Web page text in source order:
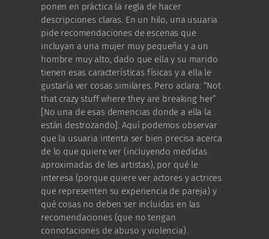
ponen en práctica la regla de hacer
descripciones claras. En un hilo, una usuaria
pide recomendaciones de escenas que
incluyan a una mujer muy pequeña y a un
hombre muy alto, dado que ella y su marido
tienen esas características físicas y a ella le
gustaría ver cosas similares. Pero aclara: “Not
that crazy stuff where they are breaking her”
[No una de esas demencias donde a ella la
están destrozando]. Aquí podemos observar
que la usuaria intenta ser bien precisa acerca
de lo que quiere ver (incluyendo medidas
aproximadas de les artistas), por qué le
interesa (porque quiere ver actores y actrices
que representen su experiencia de pareja) y
qué cosas no deben ser incluidas en las
recomendaciones (que no tengan
connotaciones de abuso y violencia).